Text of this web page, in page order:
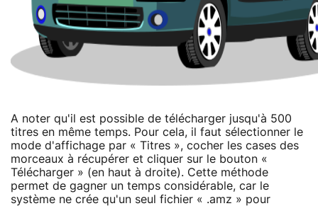
A noter qu'il est possible de télécharger jusqu'à 500
titres en même temps. Pour cela, il faut sélectionner le
mode d'affichage par « Titres », cocher les cases des
morceaux à récupérer et cliquer sur le bouton «
Télécharger » (en haut à droite). Cette méthode
permet de gagner un temps considérable, car le
système ne crée qu'un seul fichier « .amz » pour